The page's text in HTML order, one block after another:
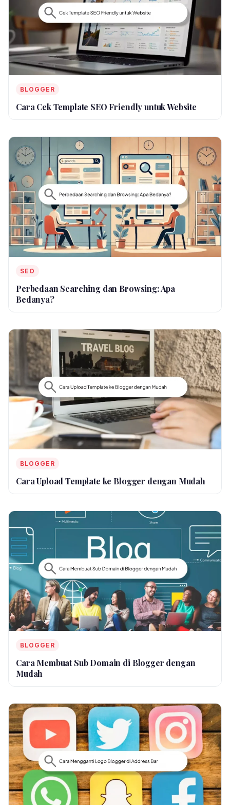
BLOGGER
Cara Cek Template SEO Friendly untuk Website
SEO
Perbedaan Searching dan Browsing: Apa
Bedanya?
BLOGGER
Cara Upload Template ke Blogger dengan Mudah
BLOGGER
Cara Membuat Sub Domain di Blogger dengan
Mudah